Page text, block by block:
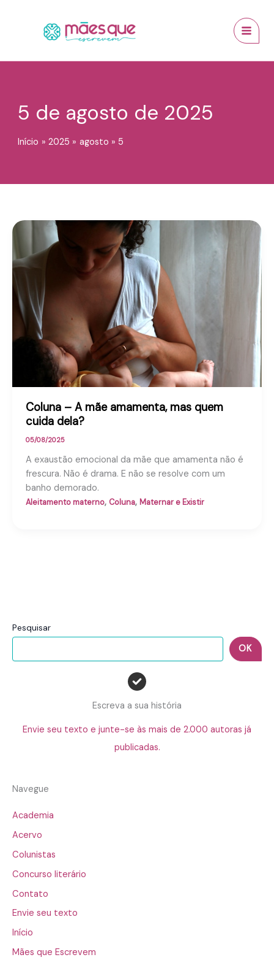
5 de agosto de 2025
Início 2025 agosto 5
Pesquisar
OK
Escreva a sua história
Envie seu texto e junte-se às mais de 2.000 autoras já
publicadas.
Navegue
Academia
Acervo
Colunistas
Concurso literário
Contato
Envie seu texto
Início
Mães que Escrevem
Coluna – A mãe amamenta, mas quem
cuida dela?
05/08/2025
A exaustão emocional da mãe que amamenta não é
frescura. Não é drama. E não se resolve com um
banho demorado.
Aleitamento materno, Coluna, Maternar e Existir